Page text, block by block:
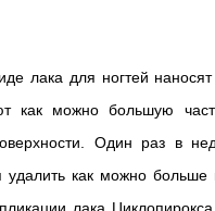
лака для ногтей
как можно большую
Один раз в
удалить как можно